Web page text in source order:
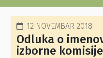
12 NOVEMBAR 2018
Odluka o
izborne